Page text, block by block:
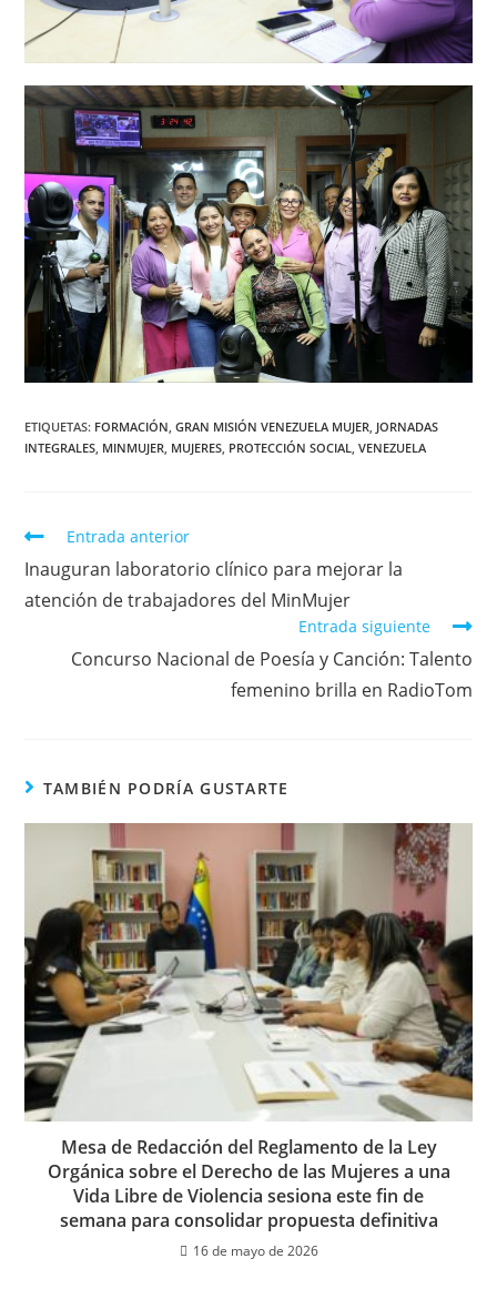
ETIQUETAS: FORMACIÓN, GRAN MISIÓN VENEZUELA MUJER, JORNADAS
INTEGRALES, MINMUJER, MUJERES, PROTECCIÓN SOCIAL, VENEZUELA
Entrada anterior
Inauguran laboratorio clínico para mejorar la
atención de trabajadores del MinMujer
Entrada siguiente
Concurso Nacional de Poesía y Canción: Talento
femenino brilla en RadioTom
TAMBIÉN PODRÍA GUSTARTE
Mesa de Redacción del Reglamento de la Ley
Orgánica sobre el Derecho de las Mujeres a una
Vida Libre de Violencia sesiona este fin de
semana para consolidar propuesta definitiva
16 de mayo de 2026